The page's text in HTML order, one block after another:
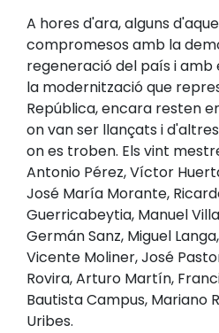
A hores d'ara, alguns
compromesos amb la
regeneració del país i amb
la modernització que
República, encara resten
on van ser llançats i
on es troben. Els vint
Antonio Pérez, Víctor
José María Morante,
Guerricabeytia, Manuel
Germán Sanz, Miguel
Vicente Moliner, José
Rovira, Arturo Martín,
Bautista Campus, Mariano
Uribes.